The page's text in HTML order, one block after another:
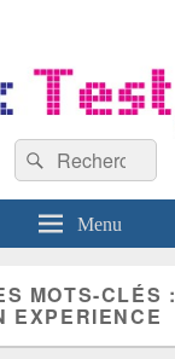
Recherche :
Rechercher
Menu
MOTS-CLÉS :
EXPERIENCE